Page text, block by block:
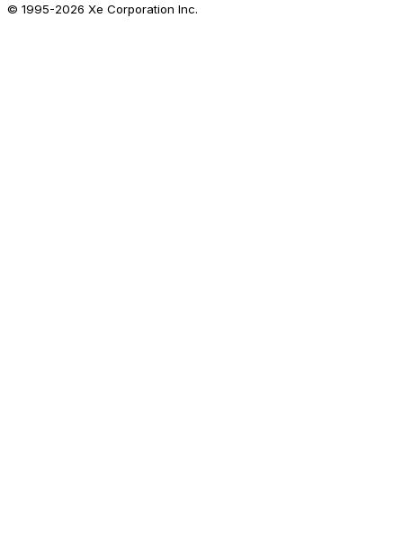
© 1995-2026 Xe Corporation Inc.